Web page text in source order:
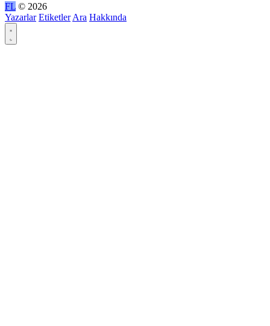
FL © 2026
Yazarlar Etiketler Ara Hakkında